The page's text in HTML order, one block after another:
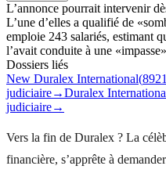
L’annonce pourrait intervenir
L’une d’elles a qualifié de
emploie 243 salariés, estimant
l’avait conduite à une
Dossiers liés
New Duralex International(
judiciaire→Duralex
judiciaire→
Vers la fin de Duralex ? La
financière, s’apprête à